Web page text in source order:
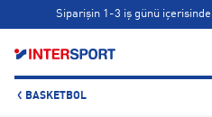
Siparişin 1-3 iş günü
Bonus kartlara özel vade
BASKETBOL